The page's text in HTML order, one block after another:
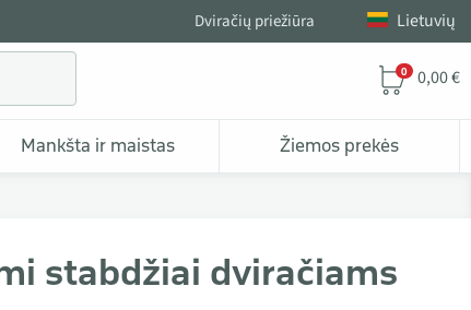
Dviračių priežiūra Lietuvių
0 0,00 €
Mankšta ir maistas Žiemos prekės
stabdžiai dviračiams